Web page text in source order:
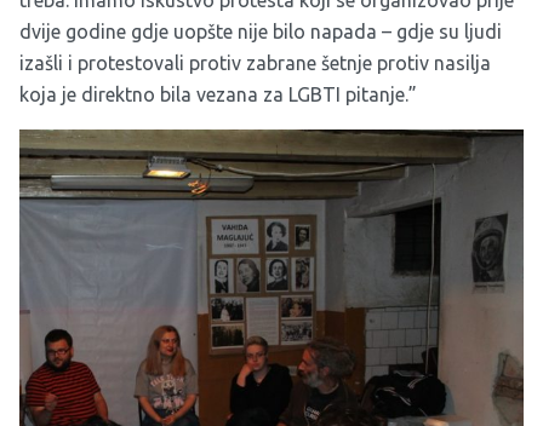
dvije godine gdje uopšte nije bilo napada – gdje su ljudi
izašli i protestovali protiv zabrane šetnje protiv nasilja
koja je direktno bila vezana za LGBTI pitanje.”